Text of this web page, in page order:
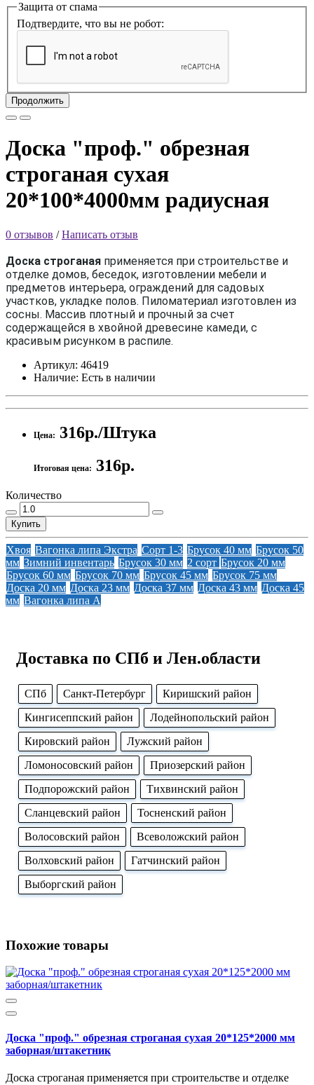
Защита от спама
Подтвердите, что вы не робот:
Продолжить
Доска "проф." обрезная
строганая сухая
20*100*4000мм радиусная
0 отзывов /Написать отзыв
Доска строганая применяется при строительстве и
отделке домов, беседок, изготовлении мебели и
предметов интерьера, ограждений для садовых
участков, укладке полов. Пиломатериал изготовлен из
сосны. Массив плотный и прочный за счет
содержащейся в хвойной древесине камеди, с
красивым рисунком в распиле.
Артикул: 46419
Наличие: Есть в наличии
Цена: 316р./Штука
Итоговая цена: 316р.
Количество
Купить
Хвоя Вагонка липа Экстра Сорт 1-3 Брусок 40 мм Брусок 50
мм Зимний инвентарь Брусок 30 мм 2 сорт Брусок 20 мм
Брусок 60 мм Брусок 70 мм Брусок 45 мм Брусок 75 мм
Доска 20 мм Доска 23 мм Доска 37 мм Доска 43 мм Доска 45
мм Вагонка липа А
Доставка по СПб и Лен.области
CПб Cанкт-Петербург
Киришский район
Кингисеппский район
Лодейнопольский район
Кировский район
Лужский район
Ломоносовский район
Приозерский район
Подпорожский район
Тихвинский район
Сланцевский район
Тосненский район
Волосовский район
Всеволожский район
Волховский район
Гатчинский район
Выборгский район
Похожие товары
Доска "проф." обрезная строганая сухая 20*125*2000 мм
заборная/штакетник
Доска строганая применяется при строительстве и отделке